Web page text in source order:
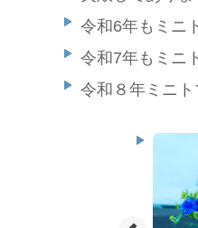
令和6年もミニ
令和7年もミニ
令和８年ミニ